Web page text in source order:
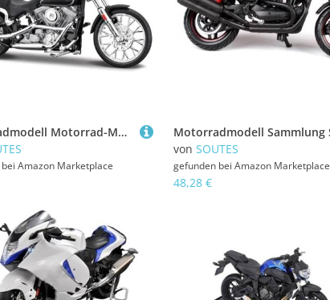
Motorradmodell Motorrad-Modellspielzeug, Geburtstagsgeschenk, 1/18, Für Harley Für Davidson FXST Softail 1984, Druckgussfahrzeuge, Sammlerstück
Amazon Marketplace
von SOUTES
gefunden bei Amazon Marketplace
48,28 €